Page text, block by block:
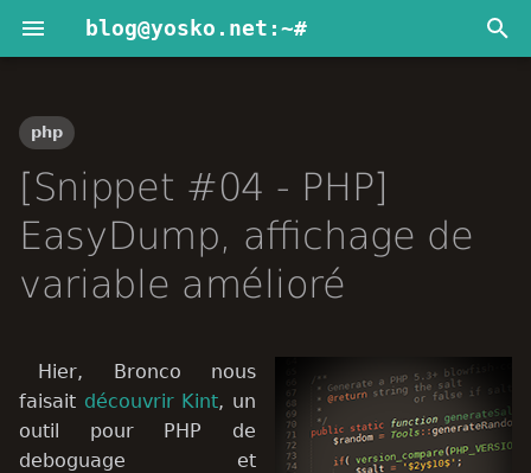
blog@yosko.net:~#
n
t
a
a
Avator
2024
2020
2014
2013
Dev web
Divers
Serveur web
php
[Snippet #04 - PHP]
EasyDump, affichage de
variable amélioré
Hier, Bronco nous
faisait découvrir Kint, un
outil pour PHP de
deboguage et